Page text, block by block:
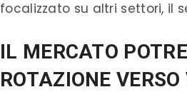
focalizzato su altri settori, il
IL MERCATO
ROTAZIONE